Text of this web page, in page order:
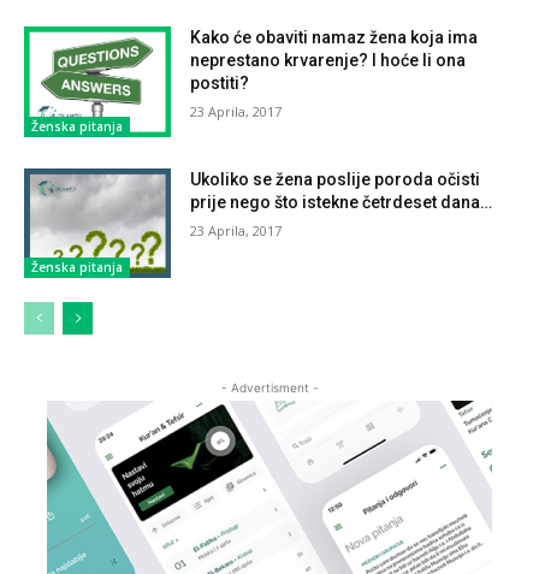
Ženska pitanja
Kako će obaviti namaz žena koja ima
neprestano krvarenje? I hoće li ona
postiti?
23 Aprila, 2017
Ženska pitanja
Ukoliko se žena poslije poroda očisti
prije nego što istekne četrdeset dana…
23 Aprila, 2017
- Advertisment -